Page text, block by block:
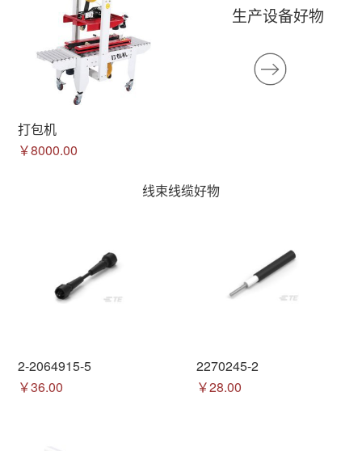
打包机
￥8000.00
生产设备好物
线束线缆好物
2-2064915-5
￥36.00
2270245-2
￥28.00